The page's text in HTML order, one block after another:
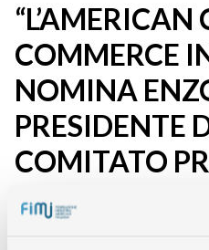
COMMERCE
NOMINA
PRESIDENTE
COMITATO